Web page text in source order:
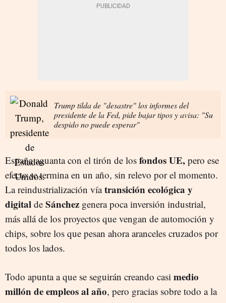
Trump tilda de "desastre" los informes del
presidente de la Fed, pide bajar tipos y avisa: "Su
despido no puede esperar"
España aguanta con el tirón de los fondos UE, pero ese
efecto se termina en un año, sin relevo por el momento.
La reindustrialización víatransición ecológica y
digital de Sánchez genera poca inversión industrial,
más allá de los proyectos que vengan de automoción y
chips, sobre los que pesan ahora aranceles cruzados por
todos los lados.
Todo apunta a que se seguirán creando casi medio
millón de empleos al año, pero gracias sobre todo a la